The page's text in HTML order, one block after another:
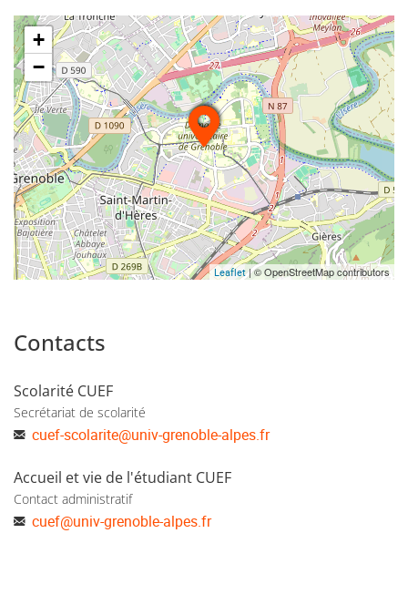
+
−
Leaflet| © OpenStreetMap contributors
Contacts
Scolarité CUEF
Secrétariat de scolarité
cuef-scolarite@univ-grenoble-alpes.fr
Accueil et vie de l'étudiant CUEF
Contact administratif
cuef@univ-grenoble-alpes.fr